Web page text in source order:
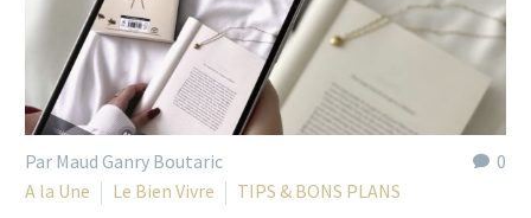
0
Par Maud Ganry Boutaric
A la Une
Le Bien Vivre TIPS & BONS PLANS